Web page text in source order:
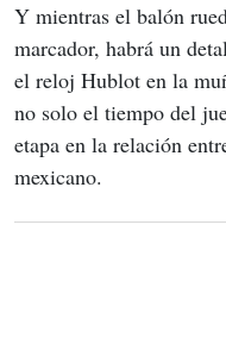
Y mientras el balón
marcador, habrá un
el reloj Hublot en la
no solo el tiempo del
etapa en la relación
mexicano.